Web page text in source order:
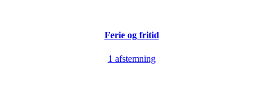
Ferie og fritid
1 afstemning